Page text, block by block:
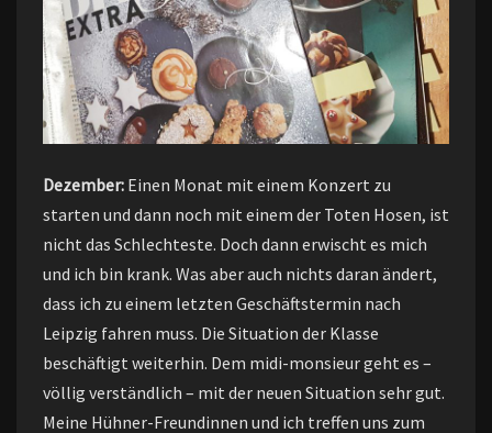
Dezember: Einen Monat mit einem Konzert zu
starten und dann noch mit einem der Toten Hosen, ist
nicht das Schlechteste. Doch dann erwischt es mich
und ich bin krank. Was aber auch nichts daran ändert,
dass ich zu einem letzten Geschäftstermin nach
Leipzig fahren muss. Die Situation der Klasse
beschäftigt weiterhin. Dem midi-monsieur geht es –
völlig verständlich – mit der neuen Situation sehr gut.
Meine Hühner-Freundinnen und ich treffen uns zum